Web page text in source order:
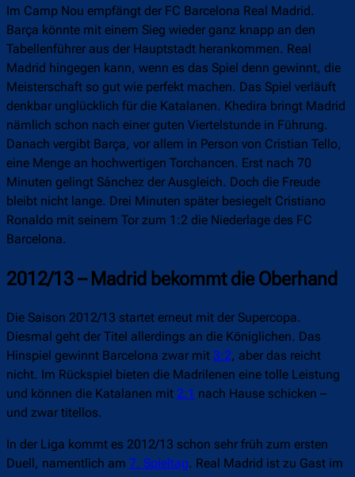
Im Camp Nou empfängt der FC Barcelona Real Madrid.
Barça könnte mit einem Sieg wieder ganz knapp an den
Tabellenführer aus der Hauptstadt herankommen. Real
Madrid hingegen kann, wenn es das Spiel denn gewinnt, die
Meisterschaft so gut wie perfekt machen. Das Spiel verläuft
denkbar unglücklich für die Katalanen. Khedira bringt Madrid
nämlich schon nach einer guten Viertelstunde in Führung.
Danach vergibt Barça, vor allem in Person von Cristian Tello,
eine Menge an hochwertigen Torchancen. Erst nach 70
Minuten gelingt Sánchez der Ausgleich. Doch die Freude
bleibt nicht lange. Drei Minuten später besiegelt Cristiano
Ronaldo mit seinem Tor zum 1:2 die Niederlage des FC
Barcelona.
2012/13 – Madrid bekommt die Oberhand
Die Saison 2012/13 startet erneut mit der Supercopa.
Diesmal geht der Titel allerdings an die Königlichen. Das
Hinspiel gewinnt Barcelona zwar mit 3:2, aber das reicht
nicht. Im Rückspiel bieten die Madrilenen eine tolle Leistung
und können die Katalanen mit 2:1 nach Hause schicken –
und zwar titellos.
In der Liga kommt es 2012/13 schon sehr früh zum ersten
Duell, namentlich am 7. Spieltag. Real Madrid ist zu Gast im